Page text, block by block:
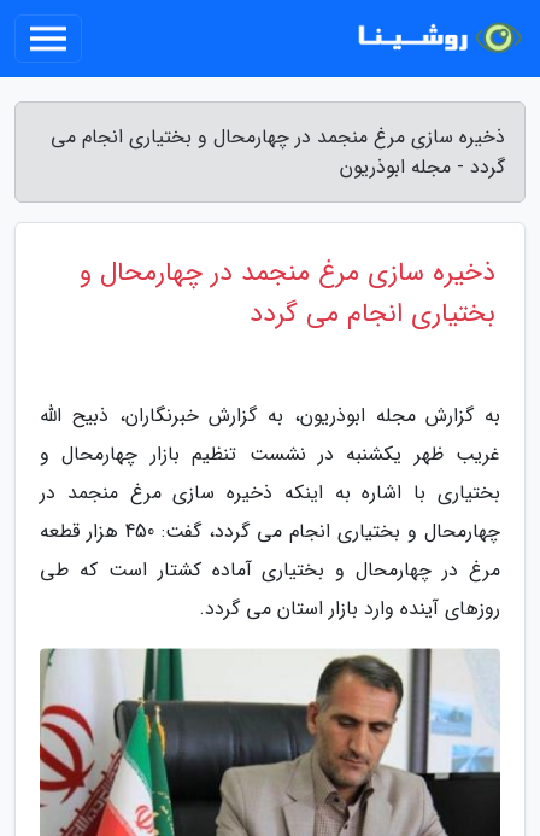
ذخیره سازی مرغ منجمد در چهارمحال و بختیاری انجام می
گردد - مجله ابوذریون
ذخیره سازی مرغ منجمد در چهارمحال و
بختیاری انجام می گردد
به گزارش مجله ابوذریون، به گزارش خبرنگاران، ذبیح الله
غریب ظهر یکشنبه در نشست تنظیم بازار چهارمحال و
بختیاری با اشاره به اینکه ذخیره سازی مرغ منجمد در
چهارمحال و بختیاری انجام می گردد، گفت: 450 هزار قطعه
مرغ در چهارمحال و بختیاری آماده کشتار است که طی
روزهای آینده وارد بازار استان می گردد.